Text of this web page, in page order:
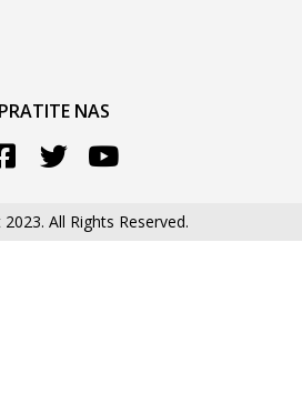
PRATITE NAS
All Rights Reserved.